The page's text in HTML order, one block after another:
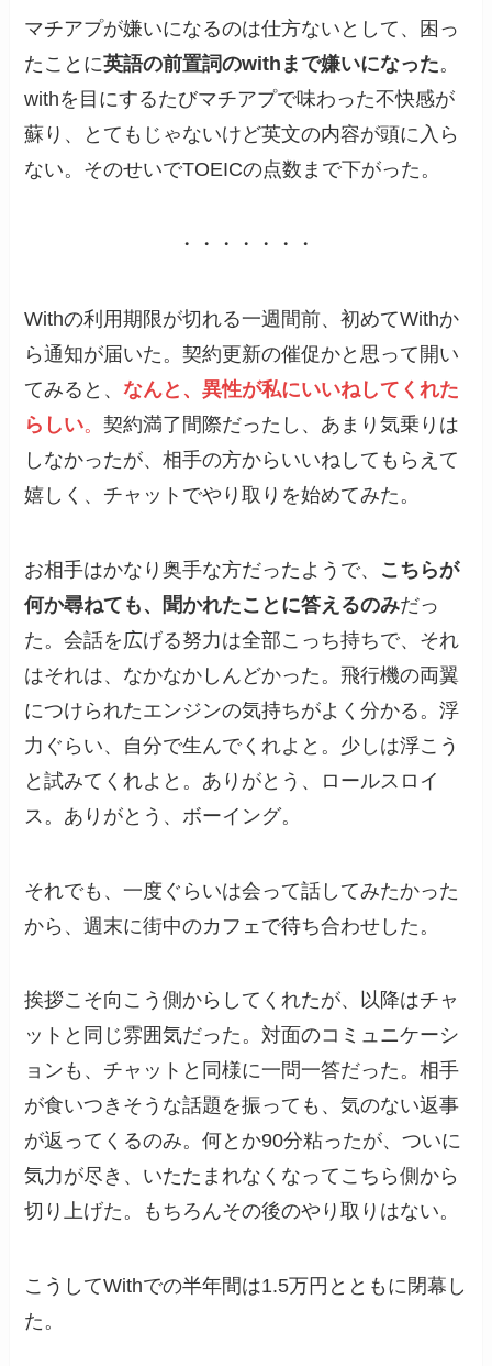
マチアプが嫌いになるのは仕方ないとして、困っ
たことに英語の前置詞のwithまで嫌いになった。
withを目にするたびマチアプで味わった不快感が
蘇り、とてもじゃないけど英文の内容が頭に入ら
ない。そのせいでTOEICの点数まで下がった。
・・・・・・・
Withの利用期限が切れる一週間前、初めてWithか
ら通知が届いた。契約更新の催促かと思って開い
てみると、なんと、異性が私にいいねしてくれた
らしい。契約満了間際だったし、あまり気乗りは
しなかったが、相手の方からいいねしてもらえて
嬉しく、チャットでやり取りを始めてみた。
お相手はかなり奥手な方だったようで、 こちらが
何か尋ねても、聞かれたことに答えるのみだっ
た。会話を広げる努力は全部こっち持ちで、それ
はそれは、なかなかしんどかった。飛行機の両翼
につけられたエンジンの気持ちがよく分かる。浮
力ぐらい、自分で生んでくれよと。少しは浮こう
と試みてくれよと。ありがとう、ロールスロイ
ス。ありがとう、ボーイング。
それでも、一度ぐらいは会って話してみたかった
から、週末に街中のカフェで待ち合わせした。
挨拶こそ向こう側からしてくれたが、以降はチャ
ットと同じ雰囲気だった。対面のコミュニケーシ
ョンも、チャットと同様に一問一答だった。相手
が食いつきそうな話題を振っても、気のない返事
が返ってくるのみ。何とか90分粘ったが、ついに
気力が尽き、いたたまれなくなってこちら側から
切り上げた。もちろんその後のやり取りはない。
こうしてWithでの半年間は1.5万円とともに閉幕し
た。